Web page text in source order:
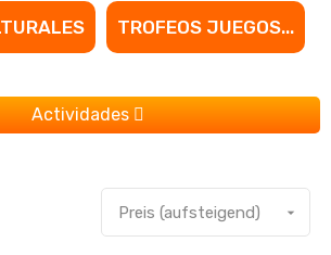
TROFEOS JUEGOS...
Actividades
Preis (aufsteigend) 